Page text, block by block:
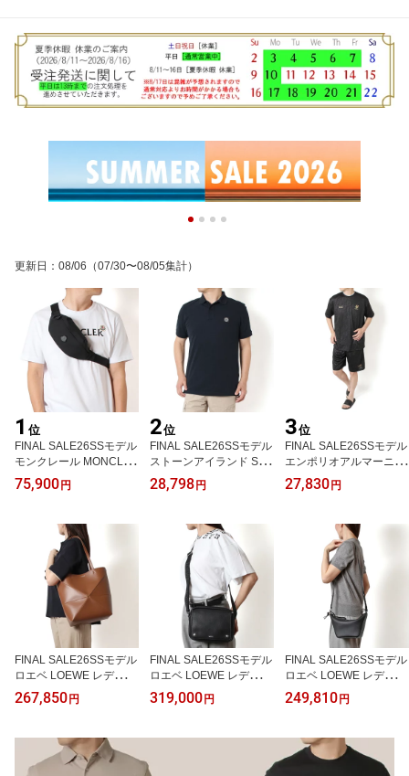
更新日 ： 08/06 （07/30〜08/05集計）
1 位
FINAL SALE26SSモデル
モンクレール MONCLER
メンズ DURANCE SMAL
L ボディバッグ【ブラッ
9/【2026SS】m-bag
75,900円
2位
FINAL SALE26SSモデル
ストーンアイランド STO
NE ISLAND コンパスパ
ッチ 鹿の子ポロシャツ S
LUE】L1S152200008 S
0017 V0020/【2026S
S】m-tops
28,798円
3位
FINAL SALE26SSモデル
エンポリオアルマーニ E
MPORIO ARMANI EA7
ハニカムセッテ柄 セット
01 BLACK】7M001304
AF13537 UC001/【2026
SS】m-tops
27,830円
FINAL SALE26SSモデル
ロエベ LOEWE レディー
ス PUZZLE TOTE MEDI
UM パズル フォルド トー
927 SQUIRREL】A657G
50X01 4927/【2026S
S】l-bag
267,850円
FINAL SALE26SSモデル
ロエベ LOEWE レディー
ス PEBBLE MESSENGE
R ぺブル メッセンジャー
0 BLACK】BANBA73X0
319,000円
FINAL SALE26SSモデル
ロエベ LOEWE レディー
ス HAMMOCK HOBO MI
NI ハンモック ホーボー
CK】A538G13X01 110
0/【2026SS】l-bag
249,810円